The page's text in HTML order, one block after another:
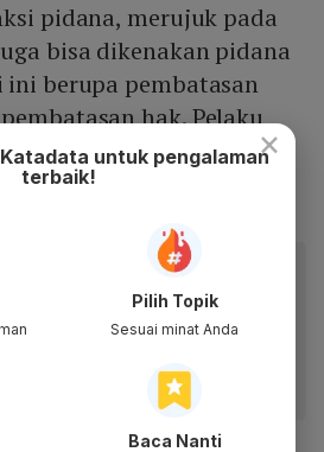
pidana, merujuk pada
bisa dikenakan pidana
ini berupa pembatasan
hak. Pelaku
program konseling di
lembaga tertentu.
aplikasi mobile.
membaca lebih nyaman dan nikmati
aplikasi mobile Katadata.
×
untuk pengalaman
terbaik!
Pilih Topik
Sesuai minat Anda
Baca Nanti